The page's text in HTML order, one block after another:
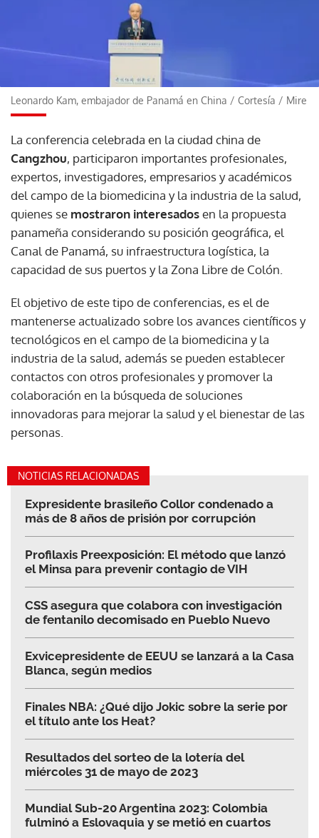
Leonardo Kam, embajador de Panamá en China / Cortesía / Mire
La conferencia celebrada en la ciudad china de
Cangzhou, participaron importantes profesionales,
expertos, investigadores, empresarios y académicos
del campo de la biomedicina y la industria de la salud,
quienes se mostraron interesadosen la propuesta
panameña considerando su posición geográfica, el
Canal de Panamá, su infraestructura logística, la
capacidad de sus puertos y la Zona Libre de Colón.
El objetivo de este tipo de conferencias, es el de
mantenerse actualizado sobre los avances científicos y
tecnológicos en el campo de la biomedicina y la
industria de la salud, además se pueden establecer
contactos con otros profesionales y promover la
colaboración en la búsqueda de soluciones
innovadoras para mejorar la salud y el bienestar de las
personas.
NOTICIAS RELACIONADAS
Expresidente brasileño Collor condenado a
más de 8 años de prisión por corrupción
Profilaxis Preexposición: El método que lanzó
el Minsa para prevenir contagio de VIH
CSS asegura que colabora con investigación
de fentanilo decomisado en Pueblo Nuevo
Exvicepresidente de EEUU se lanzará a la Casa
Blanca, según medios
Finales NBA: ¿Qué dijo Jokic sobre la serie por
el título ante los Heat?
Resultados del sorteo de la lotería del
miércoles 31 de mayo de 2023
Mundial Sub-20 Argentina 2023: Colombia
fulminó a Eslovaquia y se metió en cuartos